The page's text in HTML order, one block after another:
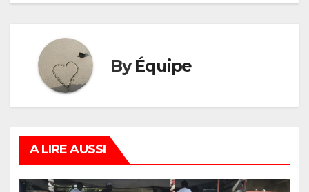
ByÉquipe
A LIRE AUSSI